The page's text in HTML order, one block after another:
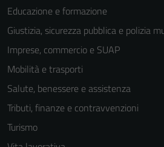
Educazione e formazione
Giustizia, sicurezza pubblica e polizia
Imprese, commercio e SUAP
Mobilità e trasporti
Salute, benessere e assistenza
Tributi, finanze e contravvenzioni
Turismo